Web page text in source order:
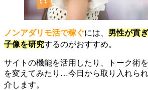
ノンアダリモ活で稼ぐには、 男性が貢
子像を研究するのがおすすめ。
サイトの機能を活用したり、トーク術
を変えてみたり…今日から取り入れら
介します。